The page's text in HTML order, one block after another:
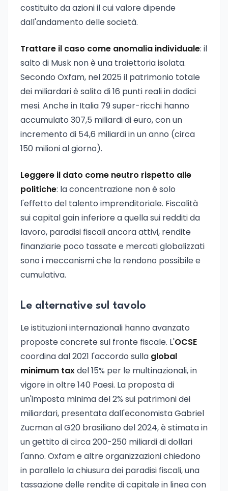
costituito da azioni il cui valore dipende
dall'andamento delle società.
Trattare il caso come anomalia individuale: il
salto di Musk non è una traiettoria isolata.
Secondo Oxfam, nel 2025 il patrimonio totale
dei miliardari è salito di 16 punti reali in dodici
mesi. Anche in Italia 79 super-ricchi hanno
accumulato 307,5 miliardi di euro, con un
incremento di 54,6 miliardi in un anno (circa
150 milioni al giorno).
Leggere il dato come neutro rispetto alle
politiche: la concentrazione non è solo
l'effetto del talento imprenditoriale. Fiscalità
sui capital gain inferiore a quella sui redditi da
lavoro, paradisi fiscali ancora attivi, rendite
finanziarie poco tassate e mercati globalizzati
sono i meccanismi che la rendono possibile e
cumulativa.
Le alternative sul tavolo
Le istituzioni internazionali hanno avanzato
proposte concrete sul fronte fiscale. L'OCSE
coordina dal 2021 l'accordo sulla global
minimum taxdel 15% per le multinazionali, in
vigore in oltre 140 Paesi. La proposta di
un'imposta minima del 2% sui patrimoni dei
miliardari, presentata dall'economista Gabriel
Zucman al G20 brasiliano del 2024, è stimata in
un gettito di circa 200-250 miliardi di dollari
l'anno. Oxfam e altre organizzazioni chiedono
in parallelo la chiusura dei paradisi fiscali, una
tassazione delle rendite di capitale in linea con